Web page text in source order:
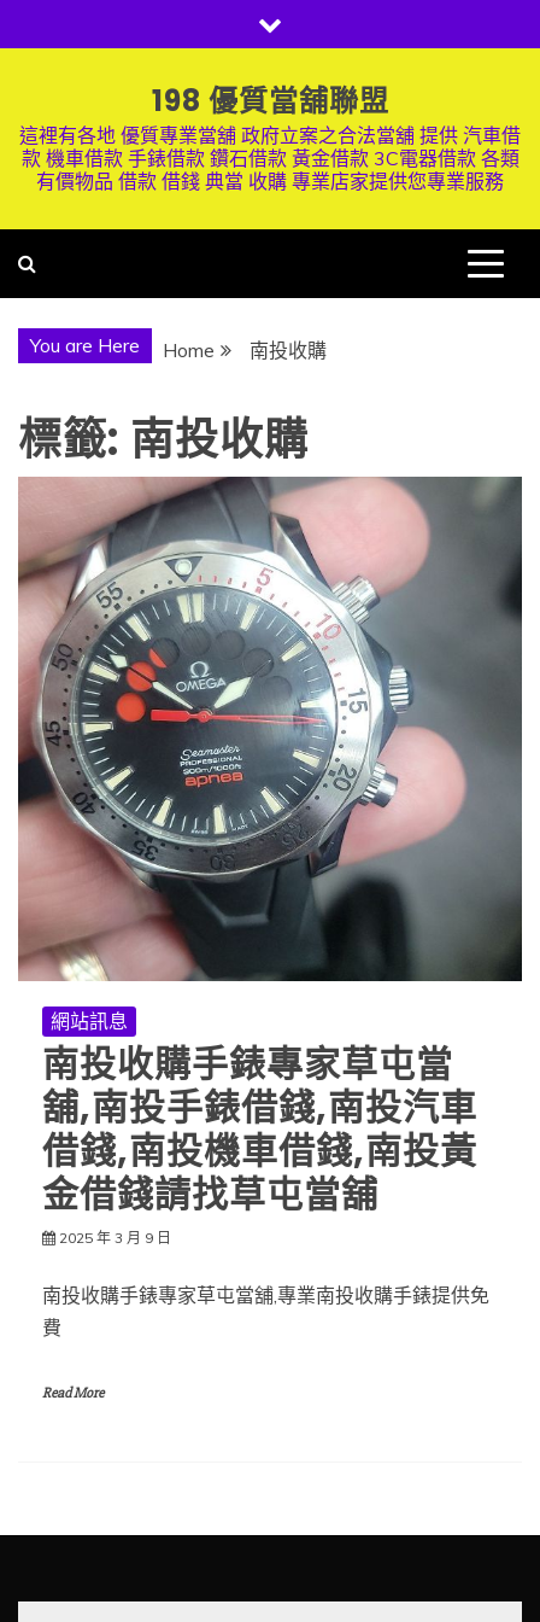
to
198 優質當舖聯盟
這裡有各地 優質專業當舖 政府立案之合法當舖 提供 汽車借
款 機車借款 手錶借款 鑽石借款 黃金借款 3C電器借款 各類
有價物品 借款 借錢 典當 收購 專業店家提供您專業服務
You are Here Home 南投收購
標籤: 南投收購
網站訊息
南投收購手錶專家草屯當
舖,南投手錶借錢,南投汽車
借錢,南投機車借錢,南投黃
金借錢請找草屯當舖
2025 年 3 月 9 日
南投收購手錶專家草屯當舖,專業南投收購手錶提供免
費
Read More